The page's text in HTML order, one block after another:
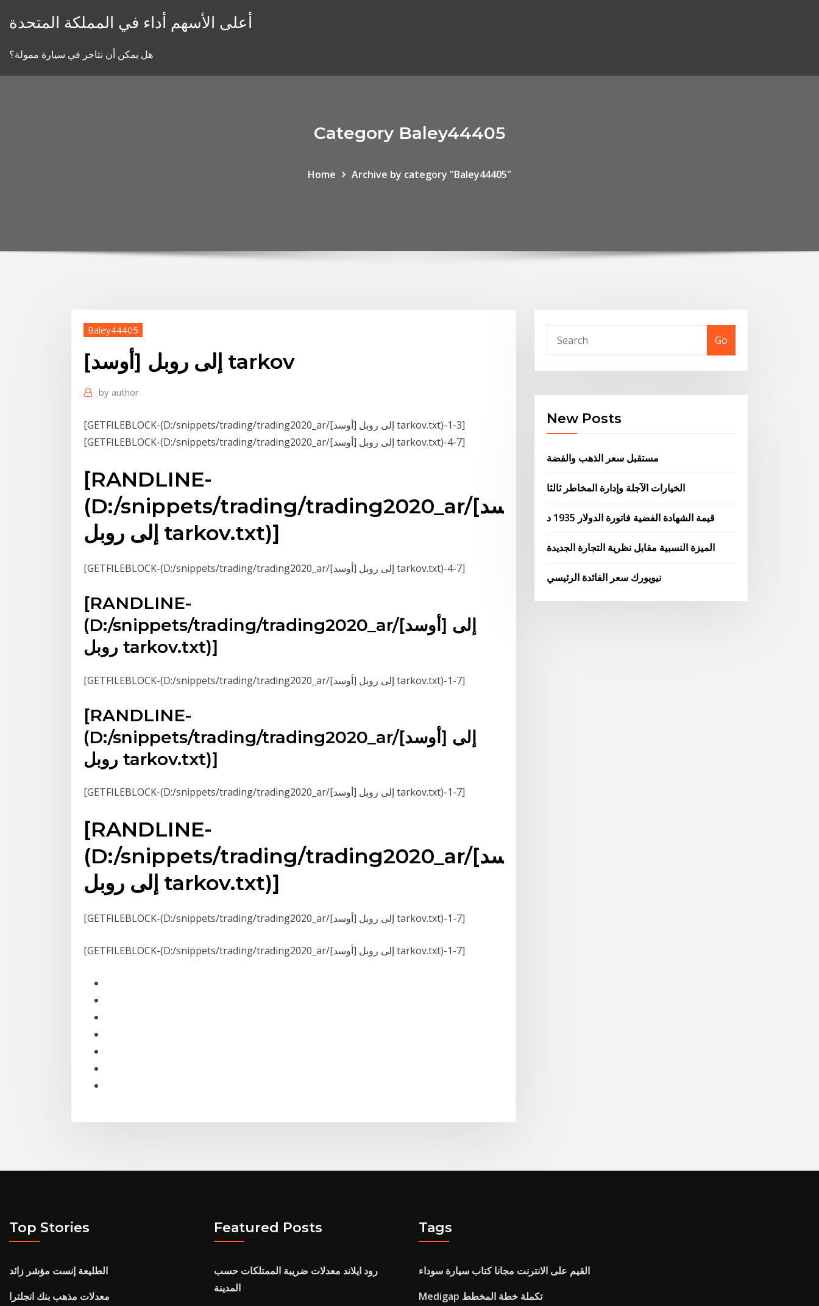
أعلى الأسهم أداء في المملكة المتحدة
هل يمكن أن نتاجر في سيارة ممولة؟
Category Baley44405
Home Archive by category "Baley44405"
Baley44405
[أوسد] إلى روبل tarkov
by author
[GETFILEBLOCK-(D:/snippets/trading/trading2020_ar/[أوسد] إلى روبل tarkov.txt)-1-3]
[GETFILEBLOCK-(D:/snippets/trading/trading2020_ar/[أوسد] إلى روبل tarkov.txt)-4-7]
[RANDLINE-
(D:/snippets/trading/trading2020_ar/[أوسد]
إلى روبل tarkov.txt)]
[GETFILEBLOCK-(D:/snippets/trading/trading2020_ar/[أوسد] إلى روبل tarkov.txt)-4-7]
[RANDLINE-
(D:/snippets/trading/trading2020_ar/[أوسد] إلى
روبل tarkov.txt)]
[GETFILEBLOCK-(D:/snippets/trading/trading2020_ar/[أوسد] إلى روبل tarkov.txt)-1-7]
[RANDLINE-
(D:/snippets/trading/trading2020_ar/[أوسد] إلى
روبل tarkov.txt)]
[GETFILEBLOCK-(D:/snippets/trading/trading2020_ar/[أوسد] إلى روبل tarkov.txt)-1-7]
[RANDLINE-
(D:/snippets/trading/trading2020_ar/[أوسد]
إلى روبل tarkov.txt)]
[GETFILEBLOCK-(D:/snippets/trading/trading2020_ar/[أوسد] إلى روبل tarkov.txt)-1-7]
[GETFILEBLOCK-(D:/snippets/trading/trading2020_ar/[أوسد] إلى روبل tarkov.txt)-1-7]
Go
New Posts
مستقبل سعر الذهب والفضة
الخيارات الآجلة وإدارة المخاطر ثالثا
قيمة الشهادة الفضية فاتورة الدولار 1935 د
الميزة النسبية مقابل نظرية التجارة الجديدة
نيويورك سعر الفائدة الرئيسي
Top Stories
الطليعة إنست مؤشر زائد
معدلات مذهب بنك انجلترا
Featured Posts
رود ايلاند معدلات ضريبة الممتلكات حسب
المدينة
Tags
القيم على الانترنت مجانا كتاب سيارة سوداء
Medigap تكملة خطة المخطط